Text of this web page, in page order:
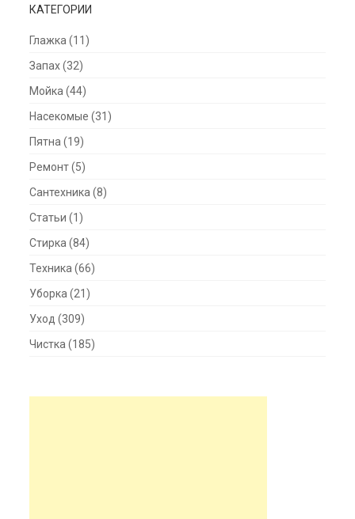
КАТЕГОРИИ
Глажка (11)
Запах(32)
Мойка (44)
Насекомые (31)
Пятна (19)
Ремонт(5)
Сантехника (8)
Статьи (1)
Стирка (84)
Техника (66)
Уборка (21)
Уход (309)
Чистка (185)